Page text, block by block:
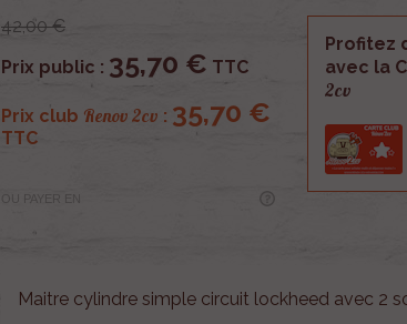
42,00 €
Prix public : 35,70 € TTC
Prix club Renov 2cv : 35,70 €
TTC
OU PAYER EN
Profitez
avec la
2cv
Maitre cylindre simple circuit lockheed avec 2